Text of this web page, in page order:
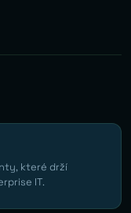
které drží
IT.